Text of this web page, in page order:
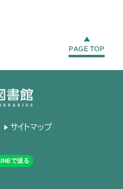
PAGE TOP
サイトマップ